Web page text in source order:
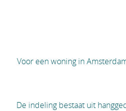
Voor een woning in
De indeling bestaat uit